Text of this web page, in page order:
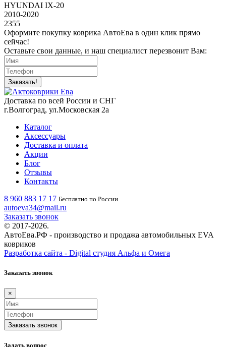
HYUNDAI IX-20
2010-2020
2355
Оформите покупку коврика АвтоЕва в один клик прямо
сейчас!
Оставьте свои данные, и наш специалист перезвонит Вам:
Заказать!
Доставка по всей России и СНГ
г.Волгоград, ул.Московская 2а
Каталог
Аксессуары
Доставка и оплата
Акции
Блог
Отзывы
Контакты
8 960 883 17 17 Бесплатно по России
autoeva34@mail.ru
Заказать звонок
© 2017-2026.
АвтоЕва.РФ - производство и продажа автомобильных EVA
ковриков
Разработка сайта - Digital студия Альфа и Омега
Заказать звонок
×
Заказать звонок
Задать вопрос